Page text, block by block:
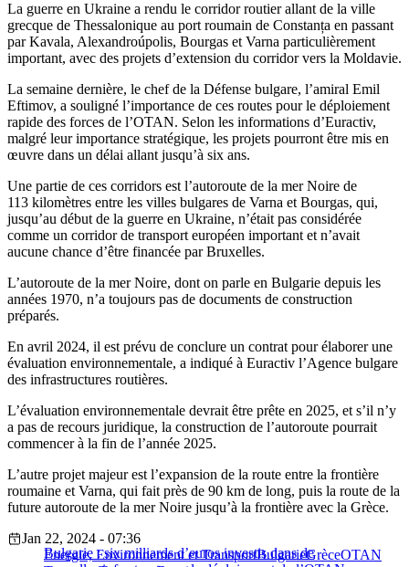
La guerre en Ukraine a rendu le corridor routier allant de la ville
grecque de Thessalonique au port roumain de Constanța en passant
par Kavala, Alexandroúpolis, Bourgas et Varna particulièrement
important, avec des projets d’extension du corridor vers la Moldavie.
La semaine dernière, le chef de la Défense bulgare, l’amiral Emil
Eftimov, a souligné l’importance de ces routes pour le déploiement
rapide des forces de l’OTAN. Selon les informations d’Euractiv,
malgré leur importance stratégique, les projets pourront être mis en
œuvre dans un délai allant jusqu’à six ans.
Une partie de ces corridors est l’autoroute de la mer Noire de
113 kilomètres entre les villes bulgares de Varna et Bourgas, qui,
jusqu’au début de la guerre en Ukraine, n’était pas considérée
comme un corridor de transport européen important et n’avait
aucune chance d’être financée par Bruxelles.
L’autoroute de la mer Noire, dont on parle en Bulgarie depuis les
années 1970, n’a toujours pas de documents de construction
préparés.
En avril 2024, il est prévu de conclure un contrat pour élaborer une
évaluation environnementale, a indiqué à Euractiv l’Agence bulgare
des infrastructures routières.
L’évaluation environnementale devrait être prête en 2025, et s’il n’y
a pas de recours juridique, la construction de l’autoroute pourrait
commencer à la fin de l’année 2025.
L’autre projet majeur est l’expansion de la route entre la frontière
roumaine et Varna, qui fait près de 90 km de long, puis la route de la
future autoroute de la mer Noire jusqu’à la frontière avec la Grèce.
Bulgarie : six milliards d’euros investis dans de
Jan 22, 2024 - 07:36
Energie, Environnement et TransportBulgarieGrèceOTAN